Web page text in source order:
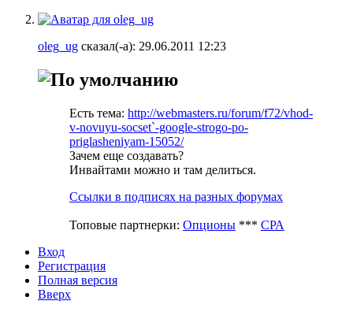
oleg_ug сказал(-а): 29.06.2011 12:23
Есть тема: http://webmasters.ru/forum/f72/vhod-
v-novuyu-socset`-google-strogo-po-
priglasheniyam-15052/
Зачем еще создавать?
Инвайтами можно и там делиться.
Ссылки в подписях на разных форумах
Топовые партнерки: Опционы *** СРА
Вход
Регистрация
Полная версия
Вверх